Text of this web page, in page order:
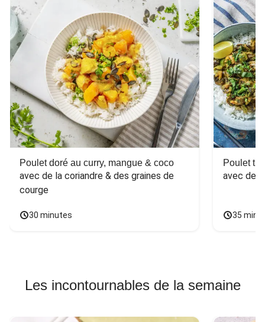
Poulet doré au curry, mangue & coco
avec de la coriandre & des graines de
courge
30 minutes
Poulet
avec des
35
Les incontournables de la semaine